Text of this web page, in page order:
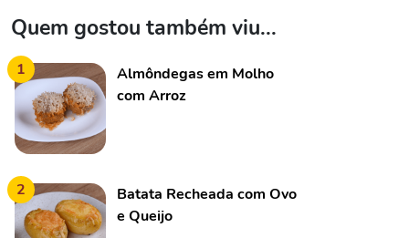
Quem gostou também viu...
1
Almôndegas em Molho
com Arroz
2
Batata Recheada com Ovo
e Queijo